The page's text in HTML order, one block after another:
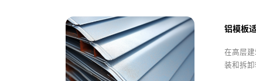
铝模板
在高层
装和拆